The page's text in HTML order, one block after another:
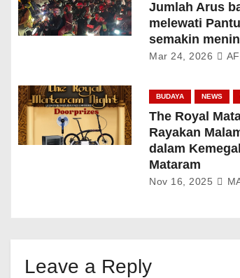
Jumlah Arus
melewati
semakin
Mar 24, 2026 AF
BUDAYA NEWS
The Royal
Rayakan
dalam
Mataram
Nov 16, 2025
Leave a Reply